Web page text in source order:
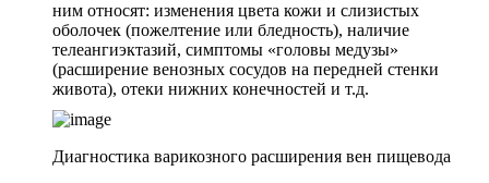
ним относят: изменения цвета кожи и слизистых
оболочек (пожелтение или бледность), наличие
телеангиэктазий, симптомы «головы медузы»
(расширение венозных сосудов на передней стенки
живота), отеки нижних конечностей и т.д.
Диагностика варикозного расширения вен пищевода